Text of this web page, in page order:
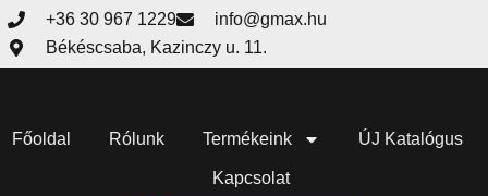
+36 30 967 1229
info@gmax.hu
Békéscsaba, Kazinczy u. 11.
Főoldal Rólunk Termékeink ÚJ Katalógus
Kapcsolat